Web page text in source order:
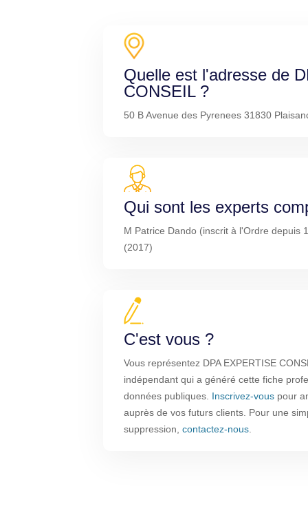
Quelle est l'adresse de
CONSEIL ?
50 B Avenue des Pyrenees 31830
Qui sont les experts
M Patrice Dando (inscrit à l'Ordre depuis
(2017)
C'est vous ?
Vous représentez DPA EXPERTISE
indépendant qui a généré cette fiche
données publiques. Inscrivez-vous pour
auprès de vos futurs clients. Pour une
suppression, contactez-nous